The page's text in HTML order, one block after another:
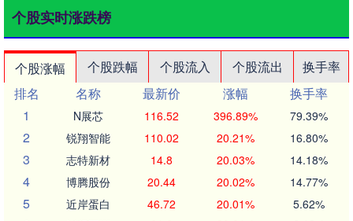
个股实时涨跌榜
个股涨幅 个股跌幅 个股流入 个股流出
换手率
排名
名称 最新价 涨幅
换手率
1
N展芯 116.52 396.89% 79.39%
2 锐翔智能 110.02 20.21% 16.80%
3 志特新材 14.8 20.03% 14.18%
4 博腾股份 20.44 20.02% 14.77%
5 近岸蛋白 46.72 20.01% 5.62%